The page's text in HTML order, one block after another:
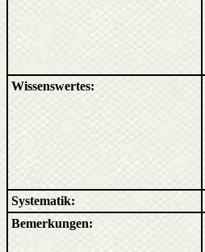
Wissenswertes:
Systematik:
Bemerkungen: